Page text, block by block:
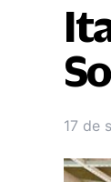
17 de